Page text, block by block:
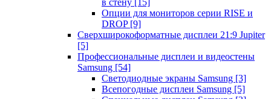
в стену [15]
Опции для мониторов серии RISE и
DROP [9]
Сверхширокоформатные дисплеи 21:9 Jupiter
[5]
Профессиональные дисплеи и видеостены
Samsung [54]
Светодиодные экраны Samsung [3]
Всепогодные дисплеи Samsung [5]